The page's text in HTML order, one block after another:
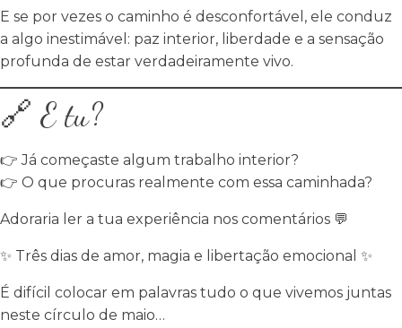
E se por vezes o caminho é desconfortável, ele conduz
a algo inestimável: paz interior, liberdade e a sensação
profunda de estar verdadeiramente vivo.
🔗 E tu?
👉 Já começaste algum trabalho interior?
👉 O que procuras realmente com essa caminhada?
Adoraria ler a tua experiência nos comentários 💬
✨ Três dias de amor, magia e libertação emocional ✨
É difícil colocar em palavras tudo o que vivemos juntas
neste círculo de maio…